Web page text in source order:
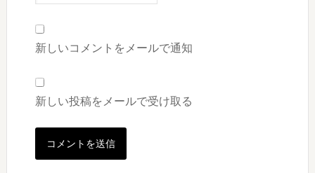
新しいコメントをメールで通知
新しい投稿をメールで受け取る